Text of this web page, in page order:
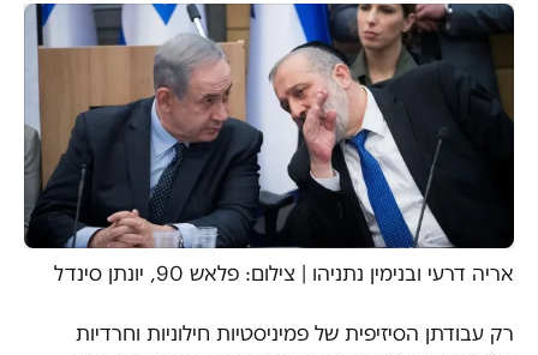
אריה דרעי ובנימין נתניהו | צילום: פלאש 90, יונתן סינדל
רק עבודתן הסיזיפית של פמיניסטיות חילוניות וחרדיות